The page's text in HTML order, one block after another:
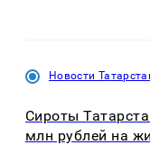
Новости
Сироты
млн рублей на